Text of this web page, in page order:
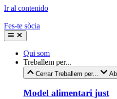
Ir al contenido
Fes-te sòcia
Qui som
Treballem per...
Cerrar Treballem per...
Model alimentari just